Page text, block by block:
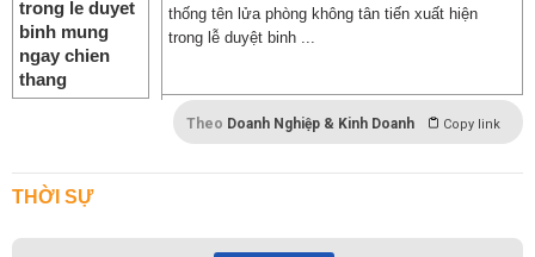
thống tên lửa phòng không tân tiến xuất hiện
trong lễ duyệt binh ...
Theo Doanh Nghiệp & Kinh Doanh Copy link
THỜI SỰ